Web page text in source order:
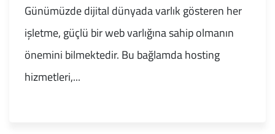
Günümüzde dijital dünyada varlık gösteren her
işletme, güçlü bir web varlığına sahip olmanın
önemini bilmektedir. Bu bağlamda hosting
hizmetleri,...